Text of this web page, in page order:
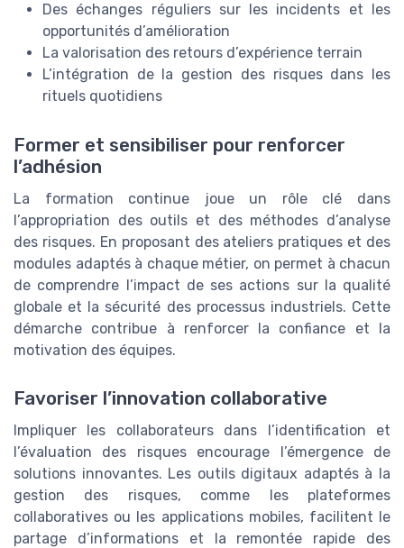
Des échanges réguliers sur les incidents et les
opportunités d’amélioration
La valorisation des retours d’expérience terrain
L’intégration de la gestion des risques dans les
rituels quotidiens
Former et sensibiliser pour renforcer
l’adhésion
La formation continue joue un rôle clé dans
l’appropriation des outils et des méthodes d’analyse
des risques. En proposant des ateliers pratiques et des
modules adaptés à chaque métier, on permet à chacun
de comprendre l’impact de ses actions sur la qualité
globale et la sécurité des processus industriels. Cette
démarche contribue à renforcer la confiance et la
motivation des équipes.
Favoriser l’innovation collaborative
Impliquer les collaborateurs dans l’identification et
l’évaluation des risques encourage l’émergence de
solutions innovantes. Les outils digitaux adaptés à la
gestion des risques, comme les plateformes
collaboratives ou les applications mobiles, facilitent le
partage d’informations et la remontée rapide des